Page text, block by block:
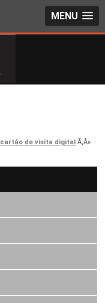
MENU
cartão de visita digital